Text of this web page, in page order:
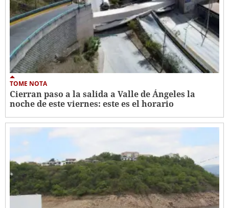
TOME NOTA
Cierran paso a la salida a Valle de Ángeles la
noche de este viernes: este es el horario